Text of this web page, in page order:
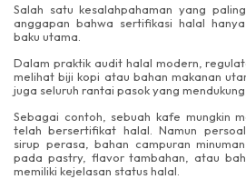
Salah satu kesalahpahaman yang
anggapan bahwa sertifikasi halal
baku utama.
Dalam praktik audit halal modern,
melihat biji kopi atau bahan makanan
juga seluruh rantai pasok yang
Sebagai contoh, sebuah kafe mungkin
telah bersertifikat halal. Namun
sirup perasa, bahan campuran
pada pastry, flavor tambahan, atau
memiliki kejelasan status halal.